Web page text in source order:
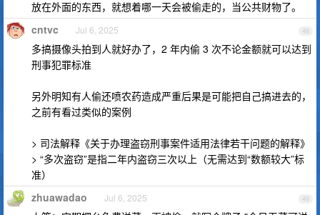
放在外面的东西，就想着哪一天会被偷走的，当公共财物了。
48
cntvc Jul 6, 2025
多搞摄像头拍到人就好办了，2 年内偷 3 次不论金额就可以达到
刑事犯罪标准
另外明知有人偷还喷农药造成严重后果是可能把自己搞进去的，
之前有看过类似的案例
> 司法解释《关于办理盗窃刑事案件适用法律若干问题的解释》
> “多次盗窃”是指二年内盗窃三次以上（无需达到“数额较大”标
准）
49
zhuawadao Jul 6, 2025